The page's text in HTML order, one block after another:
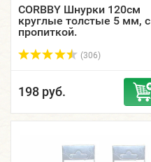
CORBBY Шнурки 120см
круглые толстые 5 мм, с
пропиткой.
(306)
198 руб.